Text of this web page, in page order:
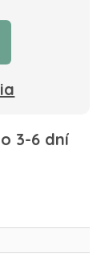
3-6 dní